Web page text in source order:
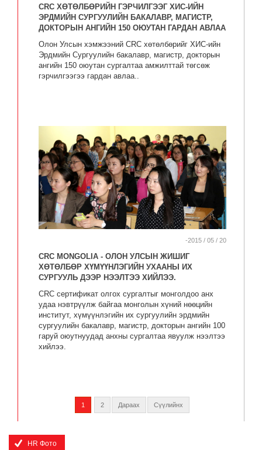
CRC ХӨТӨЛБӨРИЙН ГЭРЧИЛГЭЭГ ХИС-ИЙН
ЭРДМИЙН СУРГУУЛИЙН БАКАЛАВР, МАГИСТР,
ДОКТОРЫН АНГИЙН 150 ОЮУТАН ГАРДАН АВЛАА
Олон Улсын хэмжээний CRC хөтөлбөрийг ХИС-ийн
Эрдмийн Сургуулийн бакалавр, магистр, докторын
ангийн 150 оюутан сургалтаа амжилттай төгсөж
гэрчилгээгээ гардан авлаа..
-2015 / 05 / 20
CRC MONGOLIA - ОЛОН УЛСЫН ЖИШИГ
ХӨТӨЛБӨР ХҮМҮҮНЛЭГИЙН УХААНЫ ИХ
СУРГУУЛЬ ДЭЭР НЭЭЛТЭЭ ХИЙЛЭЭ.
CRC сертификат олгох сургалтыг монголдоо анх
удаа нэвтрүүлж байгаа монголын хүний нөөцийн
институт, хүмүүнлэгийн их сургуулийн эрдмийн
сургуулийн бакалавр, магистр, докторын ангийн 100
гаруй оюутнуудад анхны сургалтаа явуулж нээлтээ
хийлээ.
1 2 Дараах Сүүлийнх
HR Фото